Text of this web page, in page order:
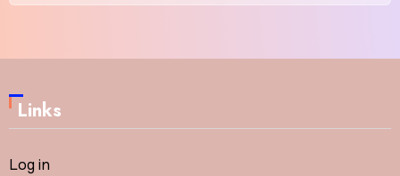
Links
Log in